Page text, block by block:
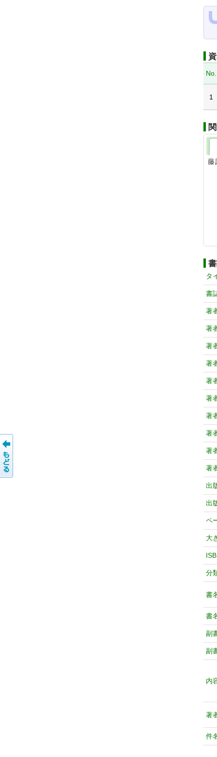
No.
1
藤
タ
書
著
著
著
著
著
著
著
著
著
著
出
出
ペ
大
分
書
書
副
副
内
著
件